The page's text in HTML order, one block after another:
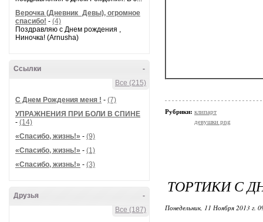
Верочка (Дневник_Девы), огромное
спасибо! - (4)
Поздравляю с Днем рождения ,
Ниночка! (Arnusha)
-
Ссылки
Все (215)
С Днем Рождения меня ! - (7)
УПРАЖНЕНИЯ ПРИ БОЛИ В СПИНЕ
- (14)
«Спасибо, жизнь!» - (9)
«Спасибо, жизнь!» - (1)
«Спасибо, жизнь!» - (3)
-
Друзья
Все (187)
Рубрики: клипарт
девушки png
ТОРТИКИ С
Понедельник, 11 Ноября 2013 г.